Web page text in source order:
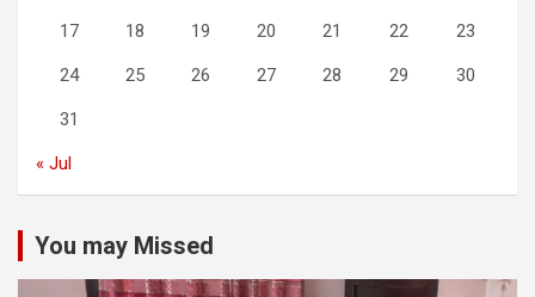
17 18 19 20 21 22 23
24 25 26 27 28 29 30
31
« Jul
You may Missed